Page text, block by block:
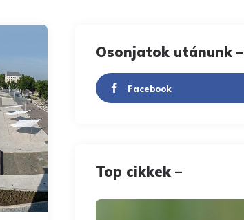
Osonjatok utánunk –
Facebook
Top cikkek –